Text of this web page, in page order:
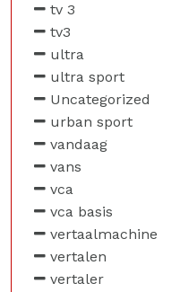
tv 3
tv3
ultra
ultra sport
Uncategorized
urban sport
vandaag
vans
vca
vca basis
vertaalmachine
vertalen
vertaler